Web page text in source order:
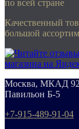
по всей стране
Качественный
большой
Москва, МКАД 92
Павильон Б-5
+7-915-489-91-04